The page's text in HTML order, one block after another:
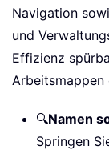
Navigation
und
Effizienz
Arbeitsmappen
🔍Namen
Springen